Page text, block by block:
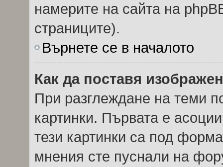
намерите на сайта на
страниците).
Върнете се в началото
Как да поставя
При разглеждане на теми
картинки. Първата е
тези картинки са под
мнения сте пуснали на